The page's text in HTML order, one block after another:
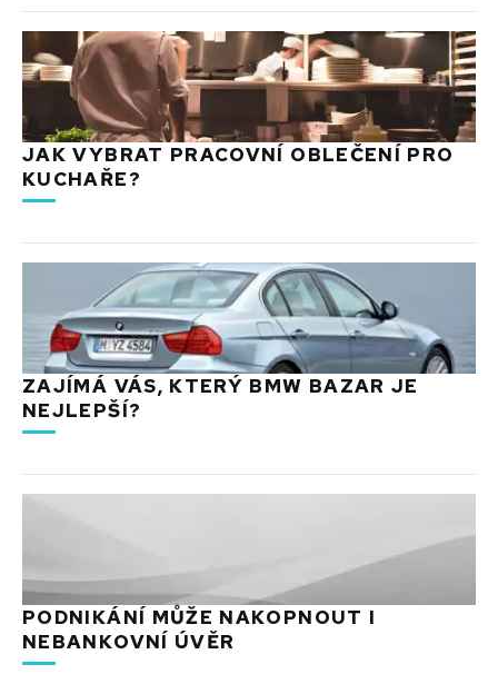
JAK VYBRAT PRACOVNÍ OBLEČENÍ PRO
KUCHAŘE?
ZAJÍMÁ VÁS, KTERÝ BMW BAZAR JE
NEJLEPŠÍ?
PODNIKÁNÍ MŮŽE NAKOPNOUT I
NEBANKOVNÍ ÚVĚR